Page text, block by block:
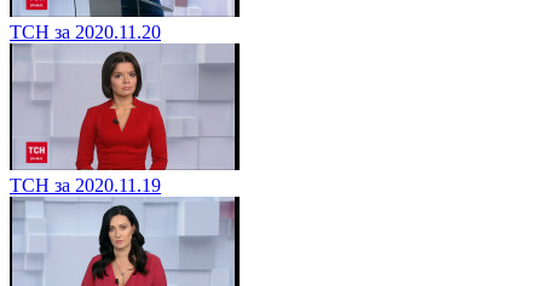
ТСН за 2020.11.20
ТСН за 2020.11.19